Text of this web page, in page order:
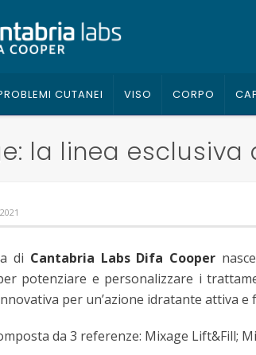
CUTANEI VISO CORPO
la linea
di Cantabria Labs Difa Cooper nasce
potenziare e personalizzare i
per un’azione idratante attiva e
da 3 referenze: Mixage Lift&Fill;